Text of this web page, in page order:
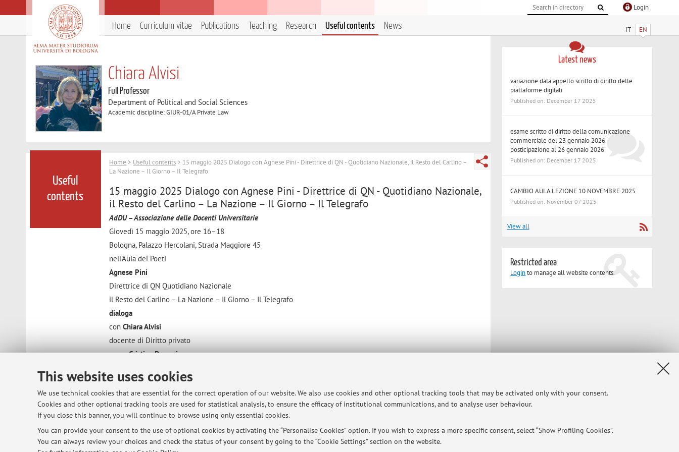
This website uses cookies
We use technical cookies that are essential for the correct operation of our website. We also use cookies and other optional tracking tools that may be activated only with your consent.
Cookies and other optional tracking tools are used for statistical analysis, to ensure the efficacy of institutional communications, and to analyse user behaviour.
If you close this banner, you will continue to browse using only essential cookies.
You can provide your consent to the use of optional cookies by activating the “Personalise Cookies” option. If you wish to express a more specific consent, select “Show Profiling Cookies”.
You can always review your choices and check the status of your consent by going to the “Cookie Settings” section on the website.
Login
IT EN
Home Curriculum vitae Publications Teaching Research Useful contents News
Chiara Alvisi
Full Professor
Department of Political and Social Sciences
Academic discipline: GIUR-01/A Private Law
Useful
contents
Home > Useful contents > 15 maggio 2025 Dialogo con Agnese Pini - Direttrice di QN - Quotidiano Nazionale, il Resto del Carlino –
La Nazione – Il Giorno – Il Telegrafo
15 maggio 2025 Dialogo con Agnese Pini - Direttrice di QN - Quotidiano Nazionale,
il Resto del Carlino – La Nazione – Il Giorno – Il Telegrafo
AdDU – Associazione delle Docenti Universitarie
Giovedì 15 maggio 2025, ore 16–18
Bologna, Palazzo Hercolani, Strada Maggiore 45
nell’Aula dei Poeti
Agnese Pini
Direttrice di QN Quotidiano Nazionale
il Resto del Carlino – La Nazione – Il Giorno – Il Telegrafo
dialoga
conChiara Alvisi
docente di Diritto privato
e conCristina Demaria
delegata del Rettore per l’equità, l’inclusione e la diversità
Coordina
Giuseppina La Face, Presidente AdDU
Ingresso libero fino a esaurimento dei posti
Latest news
variazione data appello scritto di diritto delle
piattaforme digitali
Published on: December 17 2025
esame scritto di diritto della comunicazione
commerciale del 23 gennaio 2026 -
posticipazione al 26 gennaio 2026
Published on: December 17 2025
CAMBIO AULA LEZIONE 10 NOVEMBRE 2025
Published on: November 07 2025
View all
Restricted area
Loginto manage all website contents.